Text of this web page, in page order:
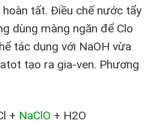
tất. Điều chế nước tẩy
dùng màng ngăn để Clo
tác dụng với NaOH vừa
tạo ra gia-ven. Phương
+ NaClO + H2O